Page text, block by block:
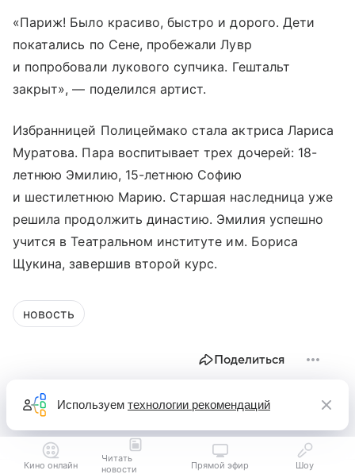
«Париж! Было красиво, быстро и дорого. Дети
покатались по Сене, пробежали Лувр
и попробовали лукового супчика. Гештальт
закрыт», — поделился артист.
Избранницей Полицеймако стала актриса Лариса
Муратова. Пара воспитывает трех дочерей: 18-
летнюю Эмилию, 15-летнюю Софию
и шестилетнюю Марию. Старшая наследница уже
решила продолжить династию. Эмилия успешно
учится в Театральном институте им. Бориса
Щукина, завершив второй курс.
новость
Поделиться
Кино онлайн
Читать
новости
Прямой эфир Шоу
Используем технологии рекомендаций